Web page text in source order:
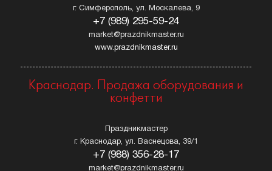
г. Симферополь, ул. Москалева, 9
+7 (989) 295-59-24
market@prazdnikmaster.ru
www.prazdnikmaster.ru
Краснодар. Продажа оборудования и
конфетти
Праздникмастер
г. Краснодар, ул. Васнецова, 39/1
+7 (988) 356-28-17
market@prazdnikmaster.ru